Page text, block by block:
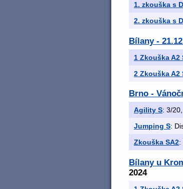
1. zkouška s
2. zkouška s
Bílany -
1 Zkouška A2
2 Zkouška A2
Brno -
Agility S: 3/
Jumping S:
Zkouška SA2:
Bílany u
2024